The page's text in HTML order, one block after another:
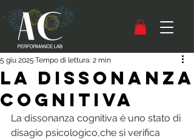
LA DISSONANZA
COGNITIVA
5 giu 2025 Tempo di lettura: 2 min
La dissonanza cognitiva è uno stato di
disagio psicologico,che si verifica